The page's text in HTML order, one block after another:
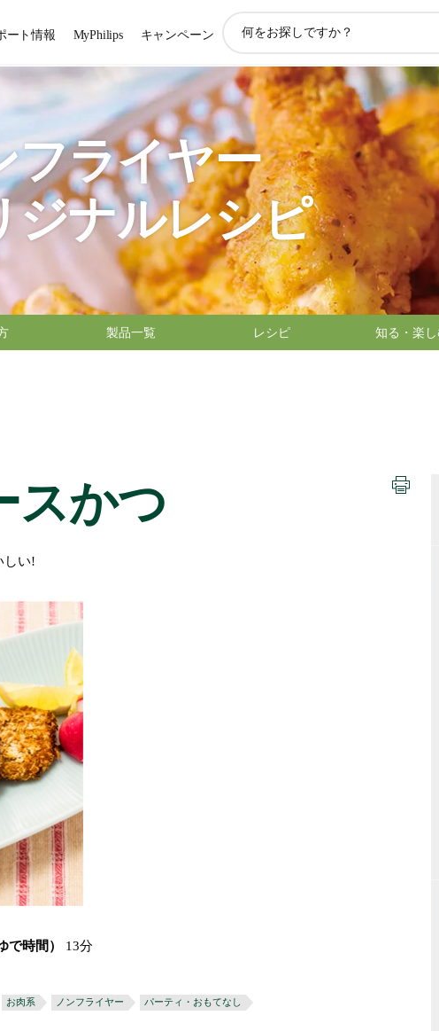
ート情報 MyPhilips キャンペーン
ン
サ
ポ
ー
ト
検
索
フライヤー
ジナルレシピ
製品一覧 レシピ 知る・楽し
スかつ
しい!
で時間） 13分
お肉系 ノンフライヤー パーティ・おもてなし